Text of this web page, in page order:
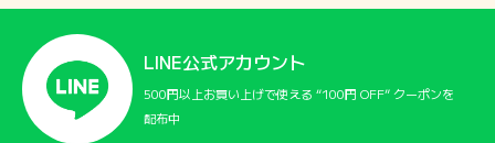
おすすめパン
ジパングについてLINE公式アカウント
500円以上お買い上げで使える “100円 OFF” クーポンを
配布中